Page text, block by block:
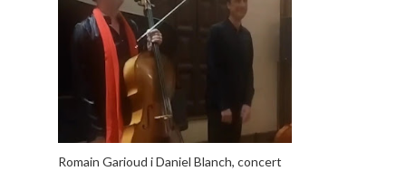
Romain Garioud i Daniel Blanch, concert